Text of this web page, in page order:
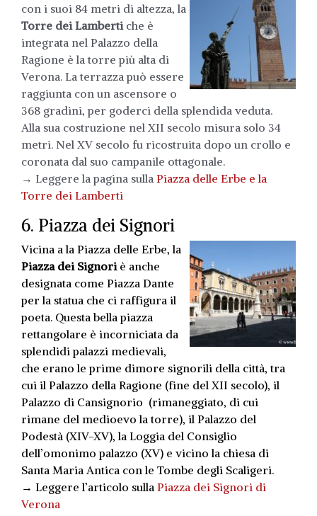
con i suoi 84 metri di altezza, la
Torre dei Lamberti che è
integrata nel Palazzo della
Ragione è la torre più alta di
Verona. La terrazza può essere
raggiunta con un ascensore o
368 gradini, per goderci della splendida veduta.
Alla sua costruzione nel XII secolo misura solo 34
metri. Nel XV secolo fu ricostruita dopo un crollo e
coronata dal suo campanile ottagonale.
→ Leggere la pagina sulla Piazza delle Erbe e la
Torre dei Lamberti
6. Piazza dei Signori
Vicina a la Piazza delle Erbe, la
Piazza dei Signori è anche
designata come Piazza Dante
per la statua che ci raffigura il
poeta. Questa bella piazza
rettangolare è incorniciata da
splendidi palazzi medievali,
che erano le prime dimore signorili della città, tra
cui il Palazzo della Ragione (fine del XII secolo), il
Palazzo di Cansignorio (rimaneggiato, di cui
rimane del medioevo la torre), il Palazzo del
Podestà (XIV-XV), la Loggia del Consiglio
dell’omonimo palazzo (XV) e vicino la chiesa di
Santa Maria Antica con le Tombe degli Scaligeri.
→ Leggere l’articolo sulla Piazza dei Signori di
Verona